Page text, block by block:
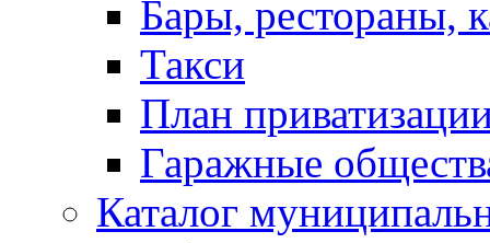
Бары, рестораны,
Такси
План
Гаражные
Каталог